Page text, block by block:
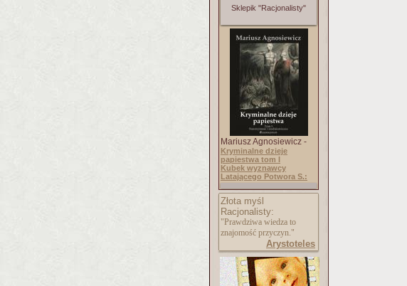
Sklepik "Racjonalisty"
Mariusz Agnosiewicz -
Kryminalne dzieje
papiestwa tom I
Kubek wyznawcy
Latającego Potwora S.:
Złota myśl
Racjonalisty:
"Prawdziwa wiedza to
znajomość przyczyn."
Arystoteles